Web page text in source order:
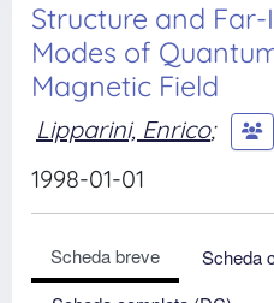
Structure and
Modes of
Magnetic Field
Lipparini, Enrico;
1998-01-01
Scheda breve
Scheda